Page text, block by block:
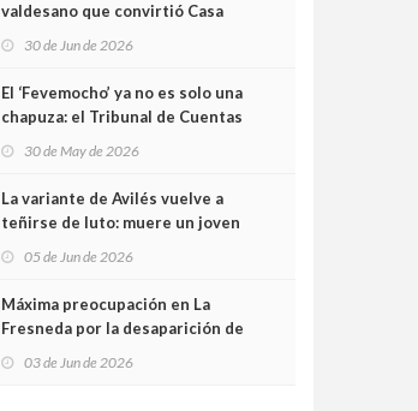
valdesano que convirtió Casa
30 de Jun de 2026
El ‘Fevemocho’ ya no es solo una
chapuza: el Tribunal de Cuentas
sobrecoste de los trenes que no
cabían por los túneles
30 de May de 2026
La variante de Avilés vuelve a
teñirse de luto: muere un joven
05 de Jun de 2026
Máxima preocupación en La
Fresneda por la desaparición de
03 de Jun de 2026